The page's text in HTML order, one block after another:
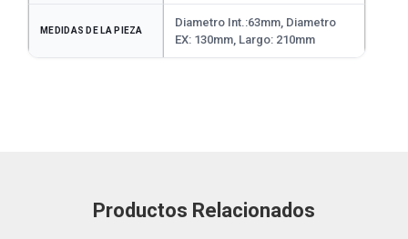
MEDIDAS DE LA PIEZA
Diametro Int.:63mm, Diametro
EX: 130mm, Largo: 210mm
Productos Relacionados